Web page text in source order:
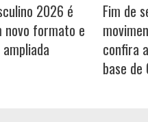
2026 é
novo formato e
Fim de
confira
base